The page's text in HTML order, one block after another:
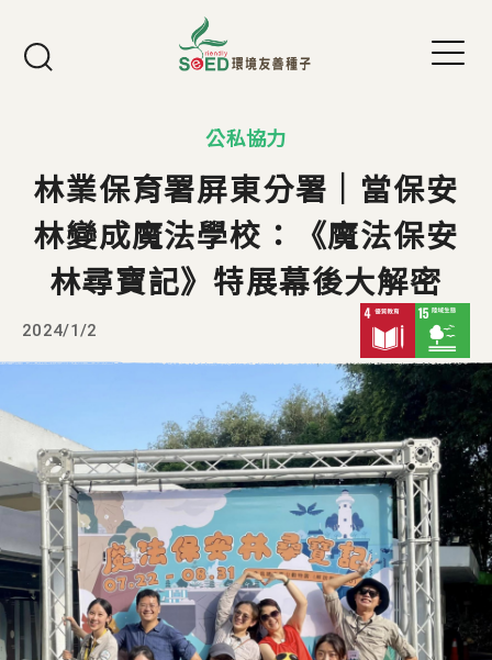
Jump to Navigation
Jump to Main content
公私協力
林業保育署屏東分署｜當保安
林變成魔法學校：《魔法保安
林尋寶記》特展幕後大解密
2024/1/2